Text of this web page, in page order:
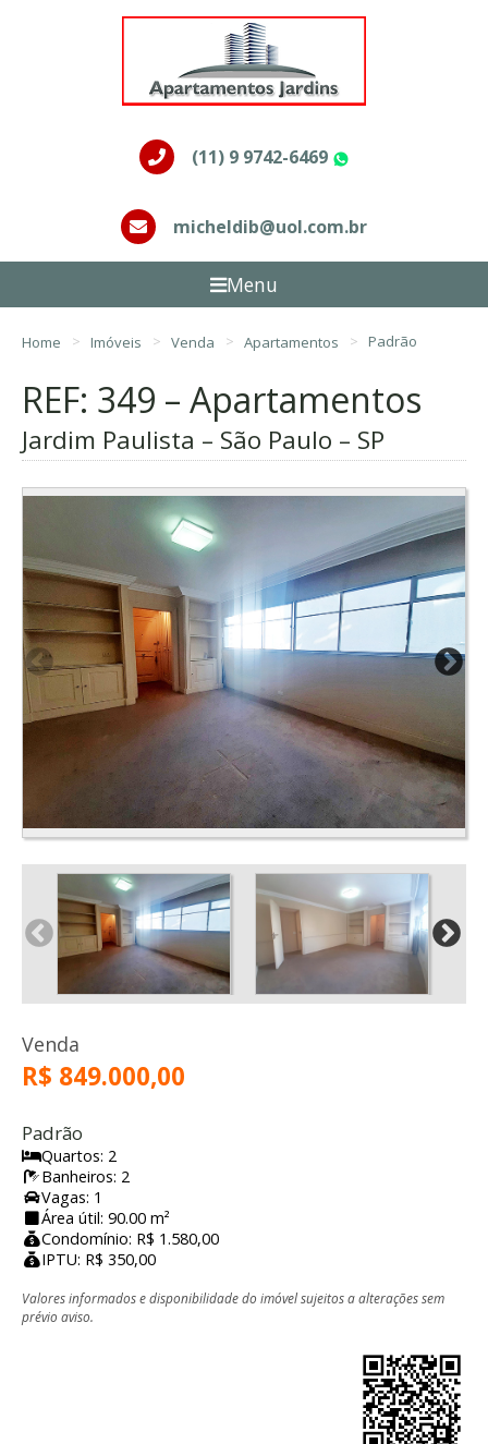
(11) 9 9742-6469
micheldib@uol.com.br
Menu
Home Imóveis Venda Apartamentos Padrão
REF: 349 – Apartamentos
Jardim Paulista – São Paulo – SP
Venda
R$ 849.000,00
Padrão
Quartos: 2
Banheiros: 2
Vagas: 1
Área útil: 90.00 m²
Condomínio: R$ 1.580,00
IPTU: R$ 350,00
Valores informados e disponibilidade do imóvel sujeitos a alterações sem
prévio aviso.